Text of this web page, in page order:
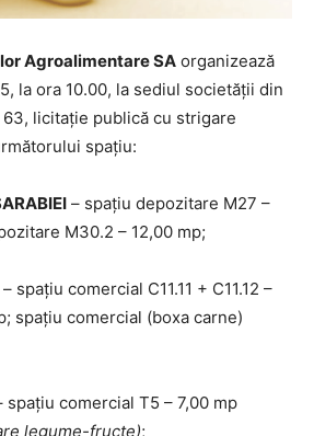
AgroalimentareSA organizează
la ora 10.00, la sediul societăţii din
63, licitaţie publică cu strigare
spaţiu:
– spațiu depozitare M27 –
M30.2 – 12,00 mp;
– spațiu comercial C11.11 + C11.12 –
spațiu comercial (boxa carne)
spațiu comercial T5 – 7,00 mp
legume-fructe);